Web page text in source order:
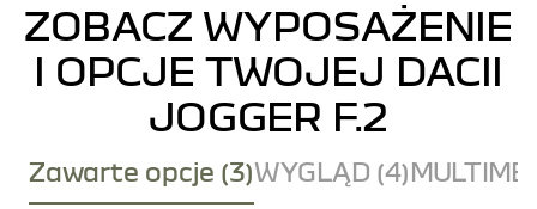
ZOBACZ WYPOSAŻENIE
I OPCJE TWOJEJ DACII
JOGGER F.2
Zawarte opcje (3)WYGLĄD (4)